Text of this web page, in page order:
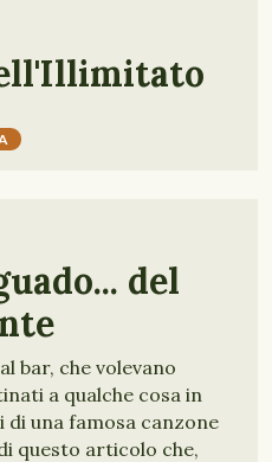
del
bar, che volevano
a qualche cosa in
di una famosa canzone
questo articolo che,